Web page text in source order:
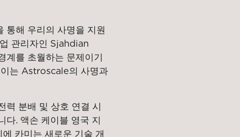
해 우리의 사명을 지원
관리자인 Sjahdian
계를 초월하는 문제이기
는 Astroscale의 사명과
력 분배 및 상호 연결 시
다. 액손 케이블 영국 지
카미는 새로운 기술 개